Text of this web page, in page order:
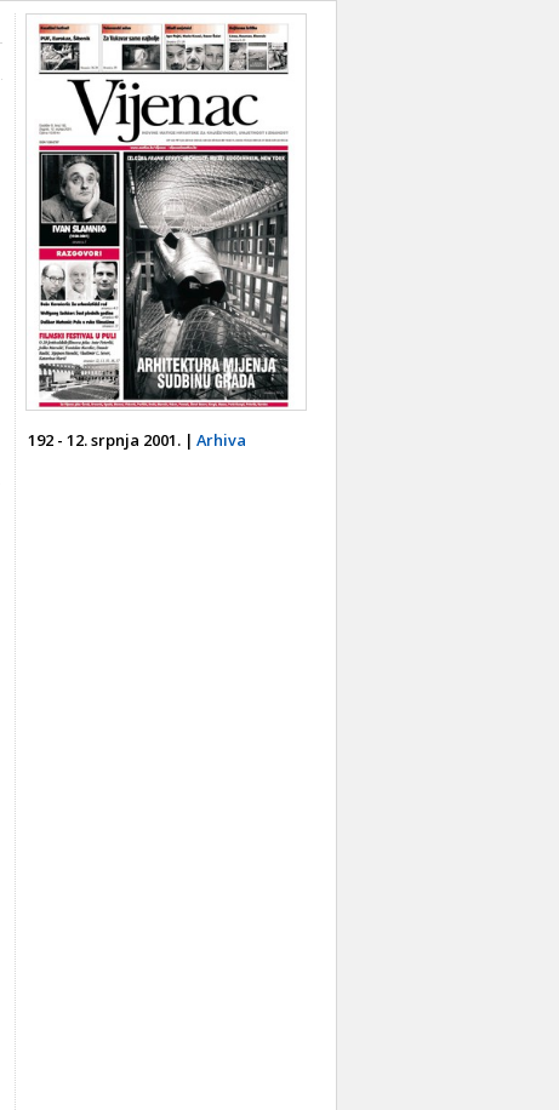
192 - 12. srpnja 2001. | Arhiva